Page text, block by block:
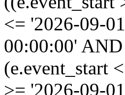
<= '2026-09-
00:00:00'
(e.event_start
>= '2026-09-